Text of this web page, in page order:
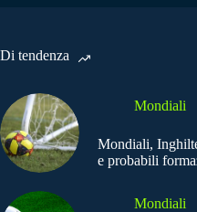
Di tendenza
Mondiali
Mondiali,
e probabili
Mondiali